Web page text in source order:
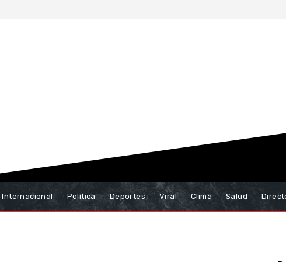
Internacional Política Deportes Viral Clima Salud